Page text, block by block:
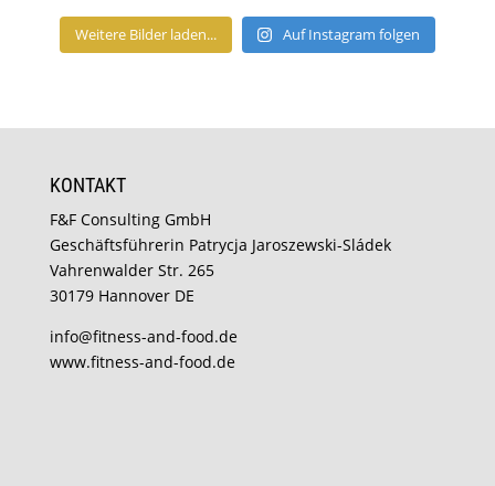
Weitere Bilder laden... Auf Instagram folgen
KONTAKT
F&F Consulting GmbH
Geschäftsführerin Patrycja Jaroszewski-Sládek
Vahrenwalder Str. 265
30179 Hannover DE
info@fitness-and-food.de
www.fitness-and-food.de